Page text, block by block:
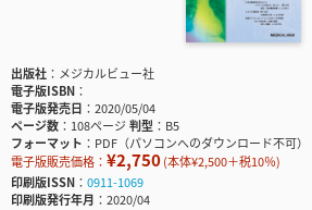
出版社
メジカルビュー社
電子版ISBN
電子版発売日
2020/05/04
ページ数
108ページ判型
B5
フォーマット
PDF（パソコンへのダウンロード不可）
電子版販売価格： ¥2,750(本体¥2,500＋税10％)
印刷版ISSN
0911-1069
印刷版発行年月
2020/04